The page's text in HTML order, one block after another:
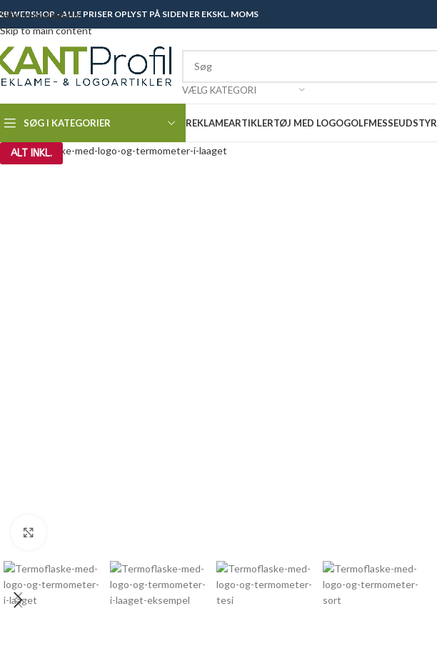
Skip to navigation
Skip to main content
WEBSHOP - ALLE PRISER OPLYST PÅ SIDEN ER EKSKL. MOMS
VÆLG KATEGORI
SØG I KATEGORIER REKLAMEARTIKLERTØJ MED LOGOGOLFMESSEUDSTYR
ALT INKL.